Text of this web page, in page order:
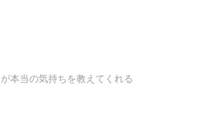
本当の気持ちを教えてくれる